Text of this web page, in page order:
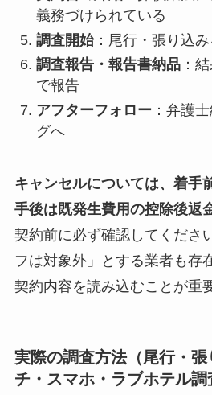
義務づけられている
調査開始：尾行・張り込
調査報告・報告書納品：結
で報告
アフターフォロー ：弁護
グへ
キャンセルについては、着手
手後は既発生費用の控除後返
契約前に必ず確認してくださ
フは対象外」とする業者も存
契約内容を読み込むことが重
実際の調査方法（尾行・
チ・スマホ・ラブホテル調